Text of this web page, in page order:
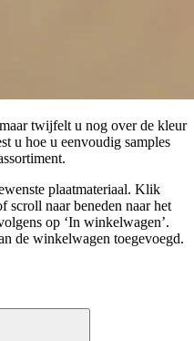
twijfelt u nog over de kleur
u hoe u eenvoudig samples
plaatmateriaal. Klik
scroll naar beneden naar het
op ‘In winkelwagen’.
de winkelwagen toegevoegd.